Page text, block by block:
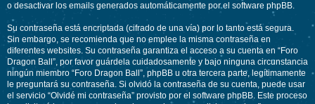
o desactivar los emails generados automáticamente por el software phpBB.
Su contraseña está encriptada (cifrado de una vía) por lo tanto está segura.
Sin embargo, se recomienda que no emplee la misma contraseña en
diferentes websites. Su contraseña garantiza el acceso a su cuenta en “Foro
Dragon Ball”, por favor guárdela cuidadosamente y bajo ninguna circunstancia
ningún miembro “Foro Dragon Ball”, phpBB u otra tercera parte, legítimamente
le preguntará su contraseña. Si olvidó la contraseña de su cuenta, puede usar
el servicio “Olvidé mi contraseña” provisto por el software phpBB. Este proceso